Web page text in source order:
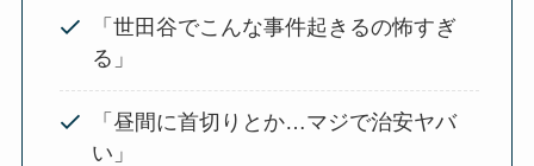
「世田谷でこんな事件起きるの怖すぎ
る」
「昼間に首切りとか…マジで治安ヤバ
い」